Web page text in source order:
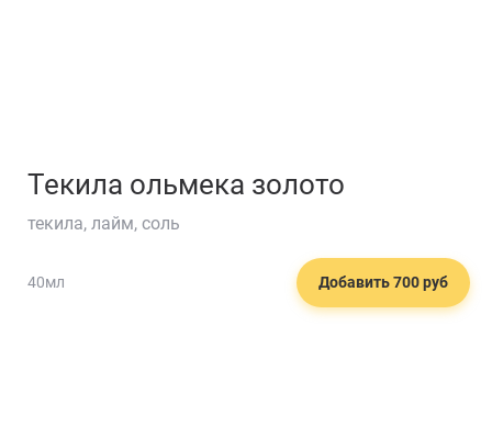
Текила ольмека золото
текила, лайм, соль
40мл Добавить 700 руб